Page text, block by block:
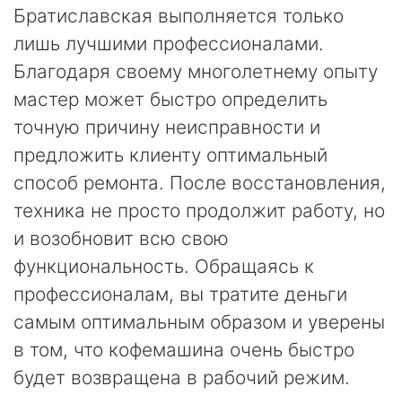
Братиславская выполняется только
лишь лучшими профессионалами.
Благодаря своему многолетнему опыту
мастер может быстро определить
точную причину неисправности и
предложить клиенту оптимальный
способ ремонта. После восстановления,
техника не просто продолжит работу, но
и возобновит всю свою
функциональность. Обращаясь к
профессионалам, вы тратите деньги
самым оптимальным образом и уверены
в том, что кофемашина очень быстро
будет возвращена в рабочий режим.